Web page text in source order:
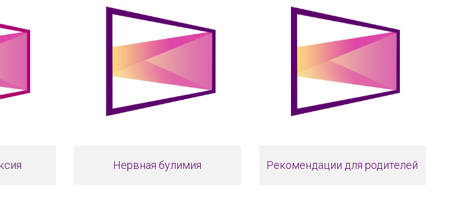
Нервная булимия Рекомендации для родителей